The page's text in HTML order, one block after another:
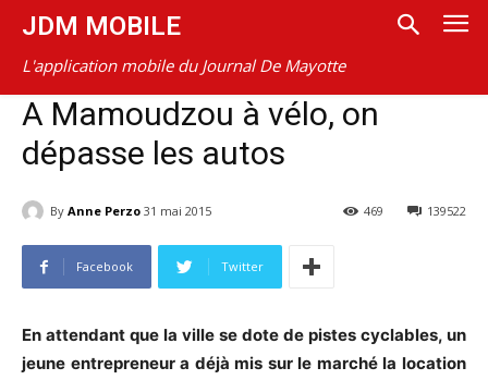
JDM MOBILE
L'application mobile du Journal De Mayotte
A Mamoudzou à vélo, on
dépasse les autos
By Anne Perzo 31 mai 2015 139522
469
Facebook Twitter
En attendant que la ville se dote de pistes cyclables, un
jeune entrepreneur a déjà mis sur le marché la location